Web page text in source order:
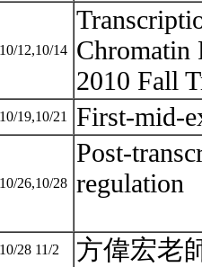
10/12,10/14
Chromatin
2010 Fall
10/19,10/21 First-mid-
10/26,10/28
Post-
regulation
10/28 11/2 方偉宏老